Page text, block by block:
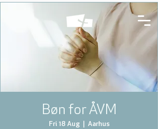
Bøn for ÅVM
Fri 18 Aug Aarhus